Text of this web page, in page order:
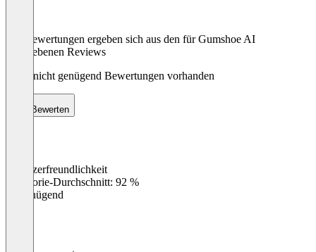
Die Bewertungen ergeben sich aus den für Gumshoe AI
abgegebenen Reviews
Noch nicht genügend Bewertungen vorhanden
Bewerten
Benutzerfreundlichkeit
Kategorie-Durchschnitt: 92 %
Ungenügend